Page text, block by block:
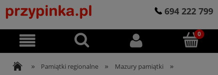
694 222 799
» Pamiątki regionalne » Mazury pamiątki »